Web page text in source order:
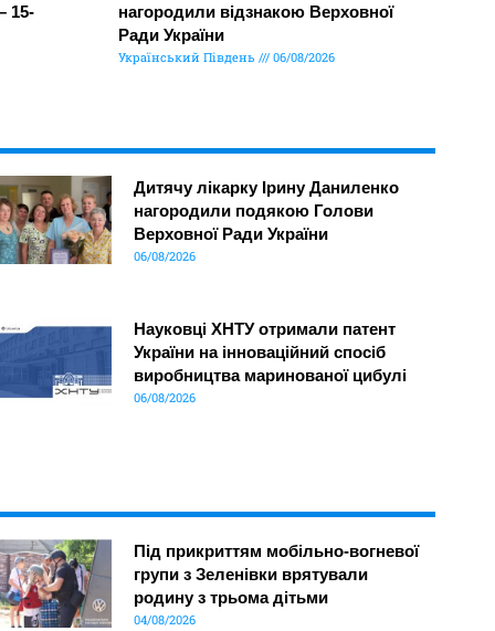
15-
нагородили відзнакою Верховної
Ради України
Український Південь 06/08/2026
Дитячу лікарку Ірину Даниленко
нагородили подякою Голови
Верховної Ради України
06/08/2026
Науковці ХНТУ отримали патент
України на інноваційний спосіб
виробництва маринованої цибулі
06/08/2026
Під прикриттям мобільно-вогневої
групи з Зеленівки врятували
родину з трьома дітьми
04/08/2026